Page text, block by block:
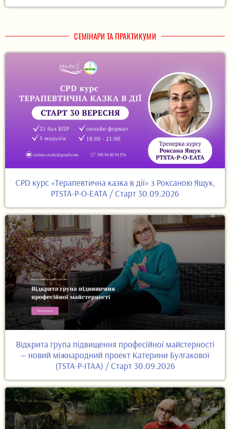
СЕМІНАРИ ТА ПРАКТИКУМИ
CPD курс «Терапевтична казка в дії» з Роксаною Ящук,
PTSTA-P-O-EATA / Старт 30.09.2026
Відкрита група підвищення професійної майстерності
— новий міжнародний проект Катерини Булгакової
(TSTA-P-ITAA) / Старт 30.09.2026